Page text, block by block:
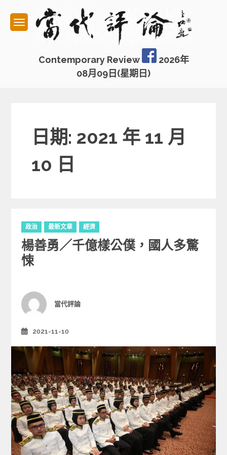
content
Contemporary Review
2026年
08月09日(星期日)
日期: 2021 年 11 月
10 日
C
a
t
e
g
i
e
政治 最新文章 經濟
楊善勇／千億樣公僕，國人多驚
悚
Author
當代評論
2021-11-10